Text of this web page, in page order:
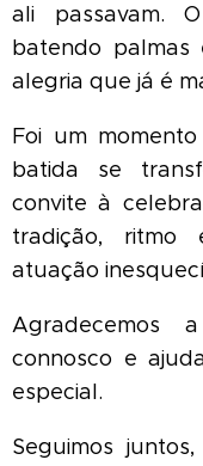
ali passavam.
batendo palmas
alegria que já é
Foi um
batida se
convite à
tradição, ritmo
atuação
Agradecemos
connosco e
especial.
Seguimos